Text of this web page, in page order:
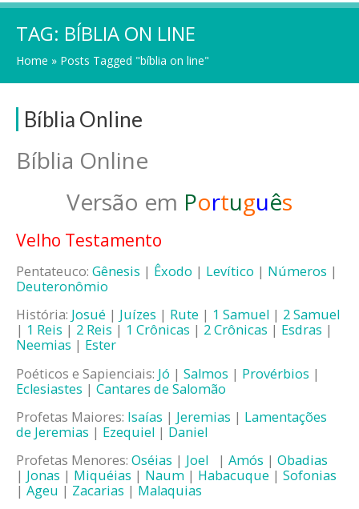
TAG: BÍBLIA ON LINE
Home » Posts Tagged "bíblia on line"
Bíblia Online
Bíblia Online
Versão em Português
Velho Testamento
Pentateuco: Gênesis | Êxodo | Levítico | Números |
Deuteronômio
História: Josué | Juízes | Rute | 1 Samuel | 2 Samuel
| 1 Reis | 2 Reis | 1 Crônicas | 2 Crônicas | Esdras |
Neemias | Ester
Poéticos e Sapienciais: Jó | Salmos | Provérbios |
Eclesiastes | Cantares de Salomão
Profetas Maiores: Isaías | Jeremias | Lamentações
de Jeremias | Ezequiel | Daniel
Profetas Menores: Oséias | Joel | Amós | Obadias
| Jonas | Miquéias | Naum | Habacuque | Sofonias
| Ageu | Zacarias | Malaquias